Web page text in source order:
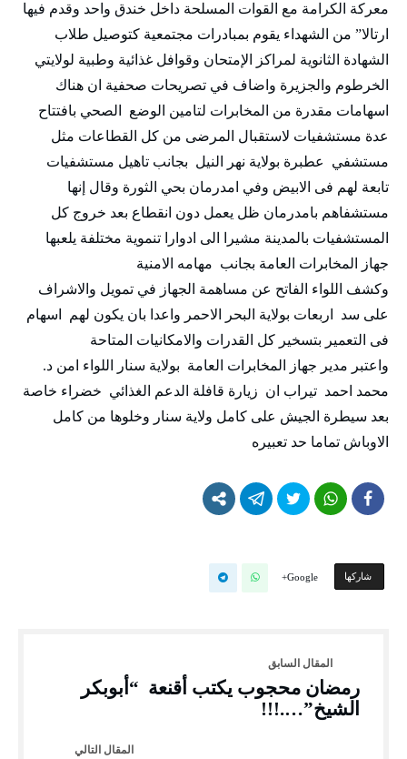
معركة الكرامة مع القوات المسلحة داخل خندق واحد وقدم فيها
ارتالا” من الشهداء يقوم بمبادرات مجتمعية كتوصيل طلاب
الشهادة الثانوية لمراكز الإمتحان وقوافل غذائية وطبية لولايتي
الخرطوم والجزيرة واضاف في تصريحات صحفية ان هناك
اسهامات مقدرة من المخابرات لتامين الوضع الصحي بافتتاح
عدة مستشفيات لاستقبال المرضى من كل القطاعات مثل
مستشفي عطبرة بولاية نهر النيل بجانب تاهيل مستشفيات
تابعة لهم فى الابيض وفي امدرمان بحي الثورة وقال إنها
مستشفاهم بامدرمان ظل يعمل دون انقطاع بعد خروج كل
المستشفيات بالمدينة مشيرا الى ادوارا تنموية مختلفة يلعبها
جهاز المخابرات العامة بجانب مهامه الامنية
وكشف اللواء الفاتح عن مساهمة الجهاز في تمويل والاشراف
على سد اربعات بولاية البحر الاحمر واعدا بان يكون لهم اسهام
فى التعمير بتسخير كل القدرات والامكانيات المتاحة
واعتبر مدير جهاز المخابرات العامة بولاية سنار اللواء امن د.
محمد احمد تيراب ان زيارة قافلة الدعم الغذائي خضراء خاصة
بعد سيطرة الجيش على كامل ولاية سنار وخلوها من كامل
الاوباش تماما حد تعبيره
‫‫ شاركها‬ Google+
رمضان محجوب يكتب أقنعة “أبوبكر
الشيخ”….!!!